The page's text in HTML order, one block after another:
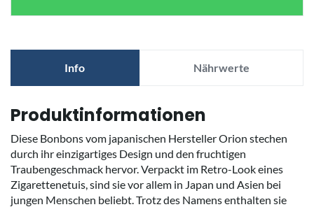
Info Nährwerte
Produktinformationen
Diese Bonbons vom japanischen Hersteller Orion stechen
durch ihr einzigartiges Design und den fruchtigen
Traubengeschmack hervor. Verpackt im Retro-Look eines
Zigarettenetuis, sind sie vor allem in Japan und Asien bei
jungen Menschen beliebt. Trotz des Namens enthalten sie